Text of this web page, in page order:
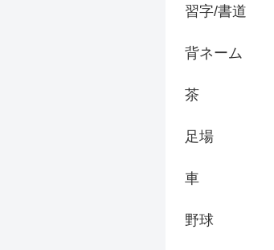
習字/書道
背ネーム
茶
足場
車
野球